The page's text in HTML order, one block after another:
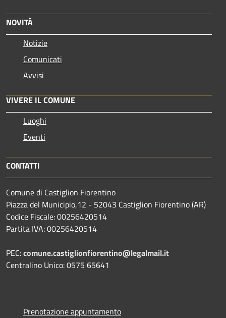
NOVITÀ
Notizie
Comunicati
Avvisi
VIVERE IL COMUNE
Luoghi
Eventi
CONTATTI
Comune di Castiglion Fiorentino
Piazza del Municipio,12 - 52043 Castiglion Fiorentino (AR)
Codice Fiscale: 00256420514
Partita IVA: 00256420514
PEC:comune.castiglionfiorentino@legalmail.it
Centralino Unico: 0575 65641
Prenotazione appuntamento